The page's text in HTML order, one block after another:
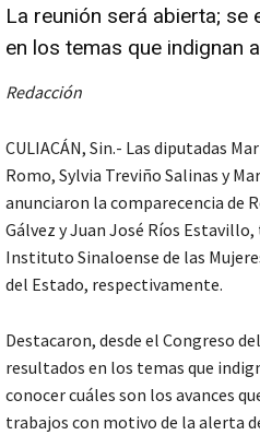
La reunión será abierta; se
en los temas que indignan
Redacción
CULIACÁN, Sin.- Las diputadas
Romo, Sylvia Treviño Salinas y
anunciaron la comparecencia de
Gálvez y Juan José Ríos
Instituto Sinaloense de las
del Estado, respectivamente.
Destacaron, desde el Congreso
resultados en los temas que
conocer cuáles son los avances
trabajos con motivo de la alerta